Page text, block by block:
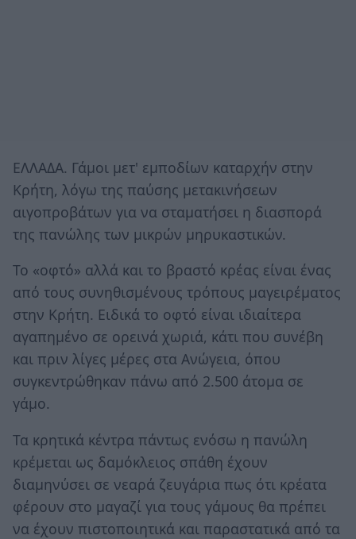
ΕΛΛΑΔΑ. Γάμοι μετ' εμποδίων καταρχήν στην
Κρήτη, λόγω της παύσης μετακινήσεων
αιγοπροβάτων για να σταματήσει η διασπορά
της πανώλης των μικρών μηρυκαστικών.
Το «οφτό» αλλά και το βραστό κρέας είναι ένας
από τους συνηθισμένους τρόπους μαγειρέματος
στην Κρήτη. Ειδικά το οφτό είναι ιδιαίτερα
αγαπημένο σε ορεινά χωριά, κάτι που συνέβη
και πριν λίγες μέρες στα Ανώγεια, όπου
συγκεντρώθηκαν πάνω από 2.500 άτομα σε
γάμο.
Τα κρητικά κέντρα πάντως ενόσω η πανώλη
κρέμεται ως δαμόκλειος σπάθη έχουν
διαμηνύσει σε νεαρά ζευγάρια πως ότι κρέατα
φέρουν στο μαγαζί για τους γάμους θα πρέπει
να έχουν πιστοποιητικά και παραστατικά από τα